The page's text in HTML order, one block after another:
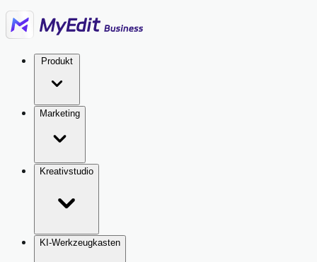
Marketing
Kreativstudio
KI-Werkzeugkasten